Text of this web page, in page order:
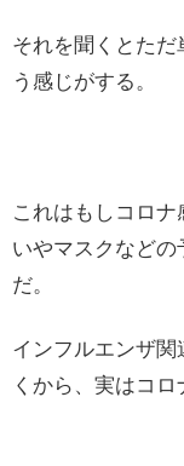
それを聞くとた
う感じがする。
これはもしコロ
いやマスクなど
だ。
インフルエンザ関
くから、実はコロ